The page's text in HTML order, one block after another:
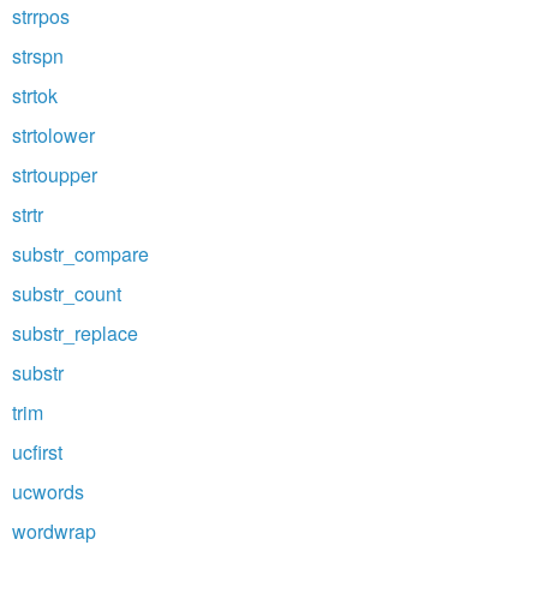
strrpos
strspn
strtok
strtolower
strtoupper
strtr
substr_compare
substr_count
substr_replace
substr
trim
ucfirst
ucwords
wordwrap